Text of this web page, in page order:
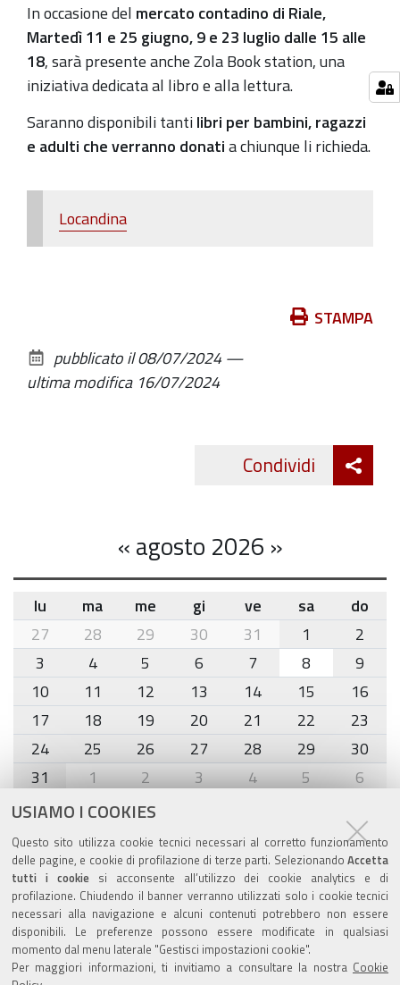
USIAMO I COOKIES
Questo sito utilizza cookie tecnici necessari al corretto funzionamento
delle pagine, e cookie di profilazione di terze parti. Selezionando Accetta
tutti i cookiesi acconsente all’utilizzo dei cookie analytics e di
profilazione. Chiudendo il banner verranno utilizzati solo i cookie tecnici
necessari alla navigazione e alcuni contenuti potrebbero non essere
disponibili. Le preferenze possono essere modificate in qualsiasi
momento dal menu laterale "Gestisci impostazioni cookie".
Per maggiori informazioni, ti invitiamo a consultare la nostra Cookie
08T23:59:59+02:00
Banchetto
presente
al
Mercato
contadino
Riale
martedì
9
e
In occasione del mercato contadino di Riale,
Martedì 11 e 25 giugno, 9 e 23 luglio dalle 15 alle
18, sarà presente anche Zola Book station, una
iniziativa dedicata al libro e alla lettura.
Saranno disponibili tantilibri per bambini, ragazzi
e adulti che verranno donatia chiunque li richieda.
Locandina
documento
STAMPA
pubblicato il08/07/2024—
ultima modifica 16/07/2024
Condividi
«agosto 2026 »
month-
8
lu ma me gi ve sa
do
27
28 29 30 31 1
2
3
4 5 6 7 8
9
10
11 12 13 14 15
16
17
18 19 20 21 22
23
24
25 26 27 28 29
30
31
1 2 3 4 5 6
Agenda eventi
torna alla sezione
Valuta questo sito